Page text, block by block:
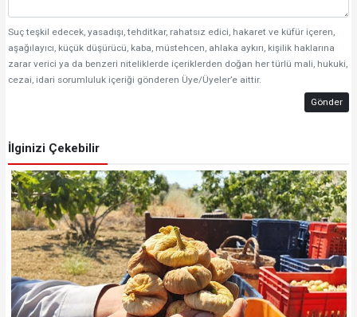
Suç teşkil edecek, yasadışı, tehditkar, rahatsız edici, hakaret ve küfür içeren,
aşağılayıcı, küçük düşürücü, kaba, müstehcen, ahlaka aykırı, kişilik haklarına
zarar verici ya da benzeri niteliklerde içeriklerden doğan her türlü mali, hukuki,
cezai, idari sorumluluk içeriği gönderen Üye/Üyeler’e aittir.
Gönder
İlginizi Çekebilir